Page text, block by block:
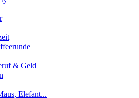
& Geld
Elefant...